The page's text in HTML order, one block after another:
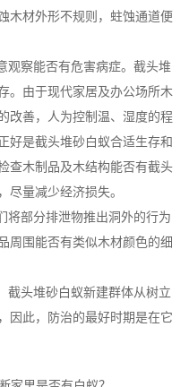
木材外形不规则，蛀蚀通道便
察能否有危害病症。截头堆
。由于现代家居及办公场所木
改善，人为控制温、湿度的程
好是截头堆砂白蚁合适生存和
查木制品及木结构能否有截头
尽量减少经济损失。
部分排泄物推出洞外的行为
周围能否有类似木材颜色的细
截头堆砂白蚁新建群体从树立
因此，防治的最好时期是在它